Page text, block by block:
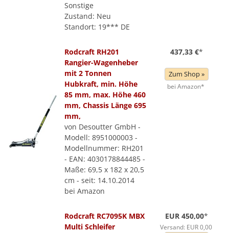
Sonstige
Zustand: Neu
Standort: 19*** DE
Rodcraft RH201
Rangier-Wagenheber
mit 2 Tonnen
Hubkraft, min. Höhe
85 mm, max. Höhe 460
mm, Chassis Länge 695
mm,
von Desoutter GmbH -
Modell: 8951000003 -
Modellnummer: RH201
- EAN: 4030178844485 -
Maße: 69,5 x 182 x 20,5
cm - seit: 14.10.2014
bei Amazon
437,33 €*
Zum Shop »
bei Amazon*
Rodcraft RC7095K MBX
Multi Schleifer
EUR 450,00*
Versand: EUR 0,00